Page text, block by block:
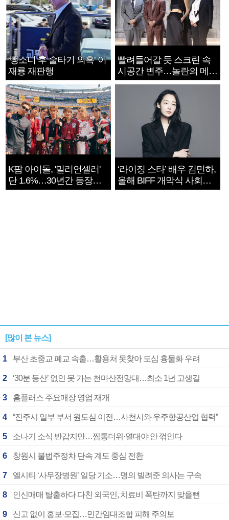
‘뺑소니 후 술타기 의혹’ 이
재룡 재판행
빨려들어갈 듯 스크린 속
시공간 변주…놀란의 메시
지는 ‘전쟁 속죄’
K팝 아이돌, '밀리언셀러'
단 1.6%…30년간 등장
1182개팀 전수조사
‘라이징 스타’ 배우 김민하,
올해 BIFF 개막식 사회자
확정
[많이 본 뉴스]
1 부산 초중교 폐교 속출…활용처 못찾아 도심 흉물화 우려
2 ‘30분 등산’ 없인 못 가는 천마산전망대…최소 1년 고생길
3 홈플러스 주요매장 영업 재개
4 “진주시 일부 부서 원도심 이전…사천시와 우주항공산업 협력”
5 소나기 소식 반갑지만…찜통더위·열대야 안 꺾인다
6 창원시 불법주정차 단속 계도 중심 전환
7 엘시티 ‘사무장병원’ 일당 기소…명의 빌려준 의사는 구속
8 인신매매 탈출하다 다친 외국인, 치료비 폭탄까지 맞을뻔
9 신고 없이 홍보·모집…민간임대조합 피해 주의보